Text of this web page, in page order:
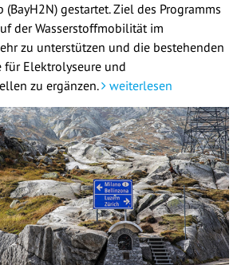
(BayH2N) gestartet. Ziel des Programms
der Wasserstoffmobilität im
zu unterstützen und die bestehenden
für Elektrolyseure und
zu ergänzen.
weiterlesen